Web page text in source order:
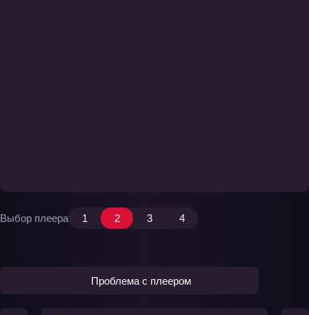
Выбор плеера 1 2 3 4
Проблема с плеером